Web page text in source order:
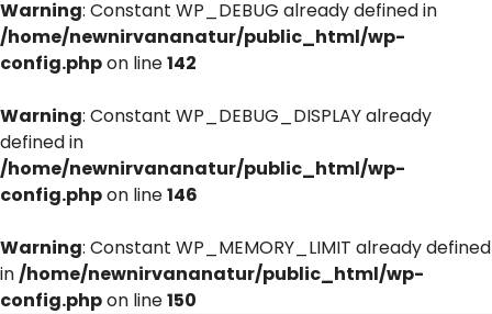
Warning: Constant WP_DEBUG already defined in
/home/newnirvananatur/public_html/wp-
config.phpon line142
Warning: Constant WP_DEBUG_DISPLAY already
defined in
/home/newnirvananatur/public_html/wp-
config.phpon line146
Warning: Constant WP_MEMORY_LIMIT already defined
in/home/newnirvananatur/public_html/wp-
config.phpon line150